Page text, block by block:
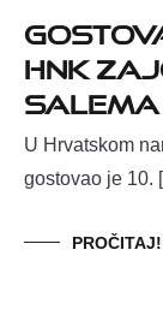
HNK
Salema
U Hrvatskom
gostovao je 10.
PROČITAJ!